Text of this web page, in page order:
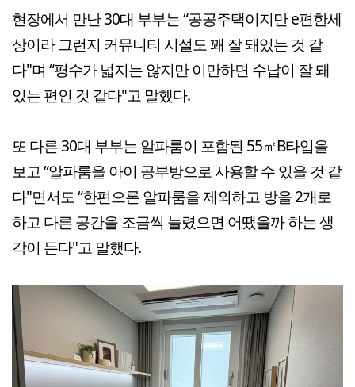
현장에서 만난 30대 부부는 “공공주택이지만 e편한세
상이라 그런지 커뮤니티 시설도 꽤 잘 돼있는 것 같
다"며 “평수가 넓지는 않지만 이만하면 수납이 잘 돼
있는 편인 것 같다"고 말했다.
또 다른 30대 부부는 알파룸이 포함된 55㎡B타입을
보고 “알파룸을 아이 공부방으로 사용할 수 있을 것 같
다"면서도 “한편으론 알파룸을 제외하고 방을 2개로
하고 다른 공간을 조금씩 늘렸으면 어땠을까 하는 생
각이 든다"고 말했다.